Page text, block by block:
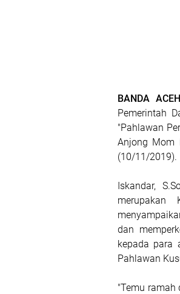
BANDA ACEH
Pemerintah
"Pahlawan
Anjong Mom
(10/11/2019).
Iskandar,
merupakan
dan
kepada para
Pahlawan
"Temu ramah